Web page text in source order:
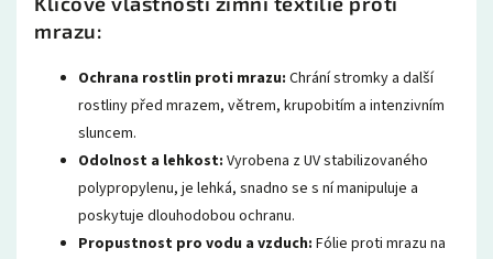
mrazu:
Ochrana rostlin proti mrazu: Chrání stromky a další
rostliny před mrazem, větrem, krupobitím a intenzivním
sluncem.
Odolnost a lehkost: Vyrobena z UV stabilizovaného
polypropylenu, je lehká, snadno se s ní manipuluje a
poskytuje dlouhodobou ochranu.
Propustnost pro vodu a vzduch: Fólie proti mrazu na